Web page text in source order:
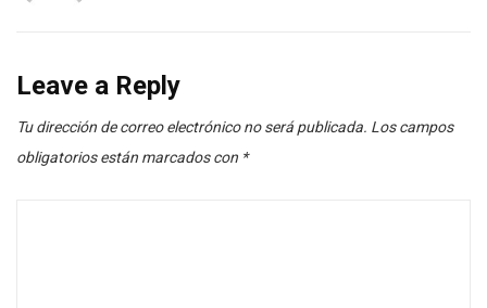
Leave a Reply
Tu dirección de correo electrónico no será publicada. Los campos
obligatorios están marcados con *